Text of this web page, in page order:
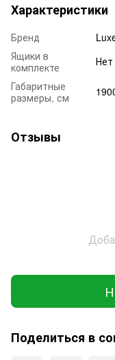
Характеристики
Бренд
Ящики в
комплекте
Нет
Габаритные
размеры, см
Отзывы
Поделиться в